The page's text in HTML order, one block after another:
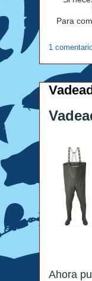
Para
1
Ahora